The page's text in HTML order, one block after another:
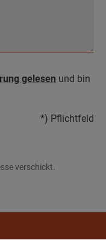
gelesen und bin
*) Pflichtfeld
verschickt.